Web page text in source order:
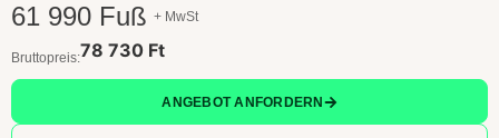
61 990 Fuß + MwSt
Bruttopreis:78 730 Ft
ANGEBOT ANFORDERN